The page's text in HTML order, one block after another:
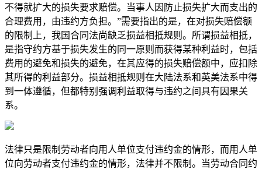
不得就扩大的损失要求赔偿。当事人因防止损失扩大而支出的
合理费用，由违约方负担。”需要指出的是，在对损失赔偿额
的限制上，我国合同法尚缺乏损益相抵规则。所谓损益相抵，
是指守约方基于损失发生的同一原则而获得某种利益时，包括
费用的避免和损失的避免，在其应得的损失赔偿额中，应扣除
其所得的利益部分。损益相抵规则在大陆法系和英美法系中得
到一体遵循，但都特别强调利益取得与违约之间具有因果关
系。
法律只是限制劳动者向用人单位支付违约金的情形，而用人单
位向劳动者支付违约金的情形，法律并不限制。当劳动合同约